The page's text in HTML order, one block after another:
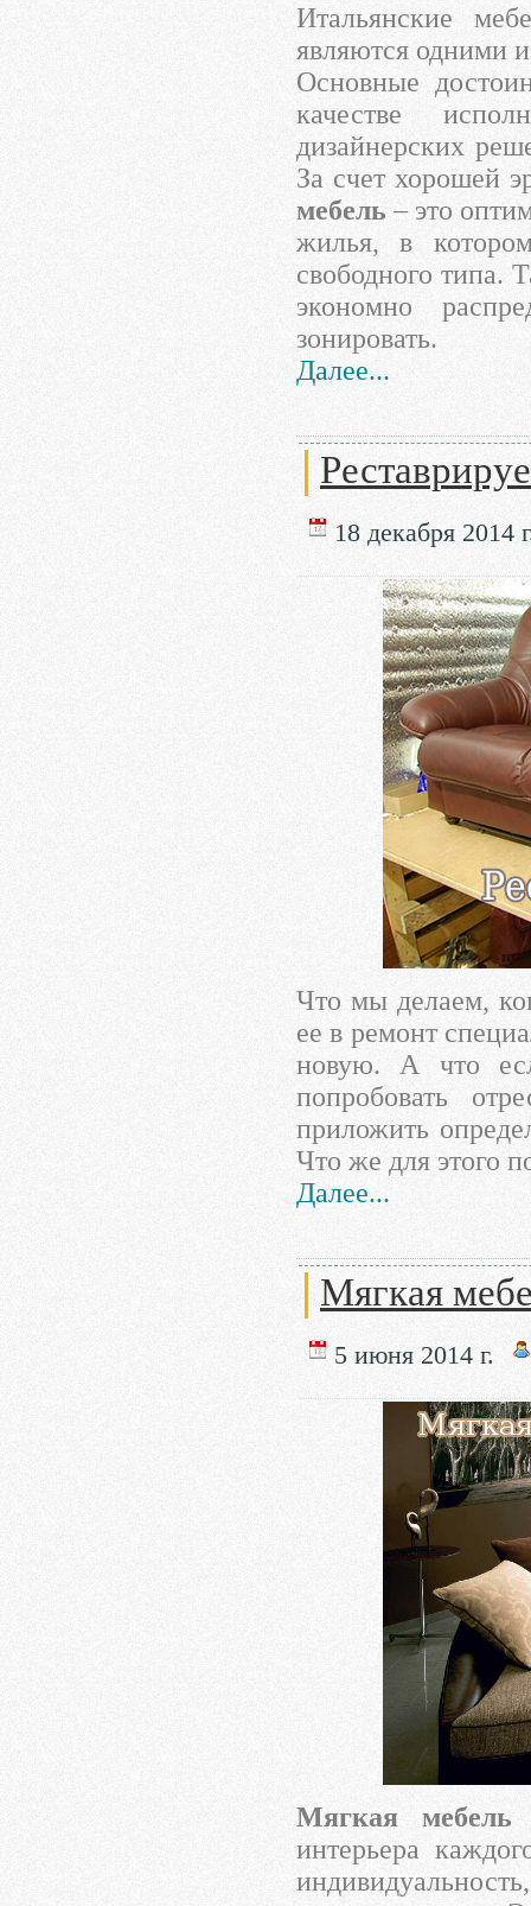
Итальянские
являются одними
Основные
качестве
дизайнерских
За счет хорошей
мебель – это
жилья, в
свободного типа.
экономно
зонировать.
Далее...
18 декабря 2014
Что мы делаем,
ее в ремонт
новую. А что
попробовать
приложить
Что же для этого
Далее...
Мягкая
5 июня 2014 г.
Мягкая мебель
интерьера